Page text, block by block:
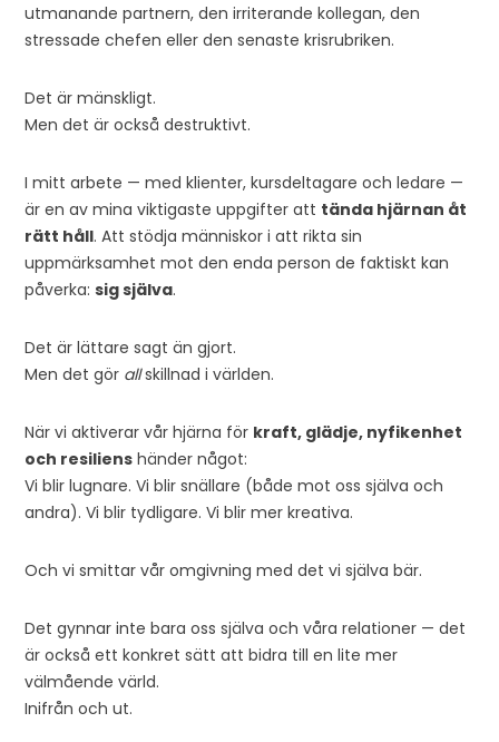
utmanande partnern, den irriterande kollegan, den
stressade chefen eller den senaste krisrubriken.
Det är mänskligt.
Men det är också destruktivt.
I mitt arbete — med klienter, kursdeltagare och ledare —
är en av mina viktigaste uppgifter att tända hjärnan åt
rätt håll. Att stödja människor i att rikta sin
uppmärksamhet mot den enda person de faktiskt kan
påverka:sig själva.
Det är lättare sagt än gjort.
Men det gör allskillnad i världen.
När vi aktiverar vår hjärna för kraft, glädje, nyfikenhet
och resiliens händer något:
Vi blir lugnare. Vi blir snällare (både mot oss själva och
andra). Vi blir tydligare. Vi blir mer kreativa.
Och vi smittar vår omgivning med det vi själva bär.
Det gynnar inte bara oss själva och våra relationer — det
är också ett konkret sätt att bidra till en lite mer
välmående värld.
Inifrån och ut.